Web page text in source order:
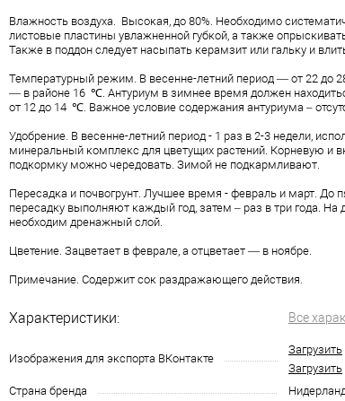
Влажность воздуха. Высокая, до 80%. Необходимо
листовые пластины увлажненной губкой, а также
Также в поддон следует насыпать керамзит или гальку и
Температурный режим. В весенне-летний период ― от 22 до
― в районе 16 ℃. Антуриум в зимнее время должен
от 12 до 14 ℃. Важное условие содержания антуриума –
Удобрение. В весенне-летний период - 1 раз в 2-3 недели,
минеральный комплекс для цветущих растений. Корневую и
подкормку можно чередовать. Зимой не подкармливают.
Пересадка и почвогрунт. Лучшее время - февраль и март. До
пересадку выполняют каждый год, затем – раз в три года. На
необходим дренажный слой.
Цветение. Зацветает в феврале, а отцветает ― в ноябре.
Примечание. Содержит сок раздражающего действия.
Характеристики: Все
Изображения для экспорта ВКонтакте
Загрузить
Загрузить
Страна бренда